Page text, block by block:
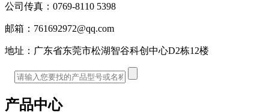
公司传真： 0769-8110 5398
邮箱： 761692972@qq.com
地址： 广东省东莞市松湖智谷科创中心D2栋12楼
产品中心